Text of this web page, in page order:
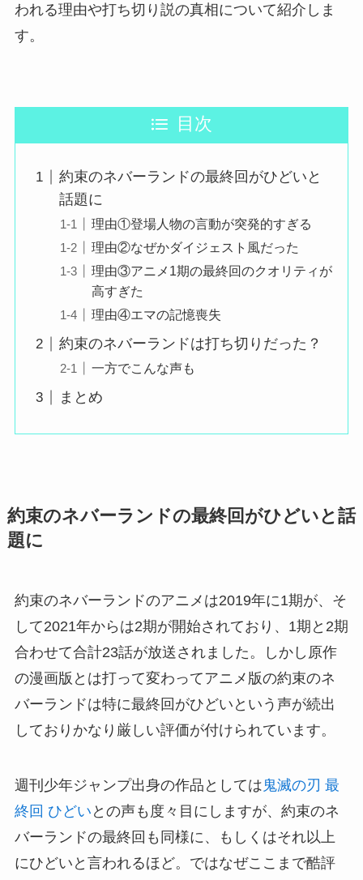
われる理由や打ち切り説の真相について紹介しま
す。
目次
約束のネバーランドの最終回がひどいと
話題に
理由①登場人物の言動が突発的すぎる
理由②なぜかダイジェスト風だった
理由③アニメ1期の最終回のクオリティが
高すぎた
理由④エマの記憶喪失
約束のネバーランドは打ち切りだった？
一方でこんな声も
まとめ
約束のネバーランドの最終回がひどいと話
題に
約束のネバーランドのアニメは2019年に1期が、そ
して2021年からは2期が開始されており、1期と2期
合わせて合計23話が放送されました。しかし原作
の漫画版とは打って変わってアニメ版の約束のネ
バーランドは特に最終回がひどいという声が続出
しておりかなり厳しい評価が付けられています。
週刊少年ジャンプ出身の作品としては 鬼滅の刃 最
終回 ひどい との声も度々目にしますが、約束のネ
バーランドの最終回も同様に、もしくはそれ以上
にひどいと言われるほど。ではなぜここまで酷評